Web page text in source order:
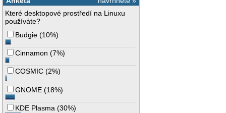
Které desktopové prostředí na Linuxu
používáte?
Budgie (10%)
Cinnamon (7%)
COSMIC (2%)
GNOME (18%)
KDE Plasma (30%)